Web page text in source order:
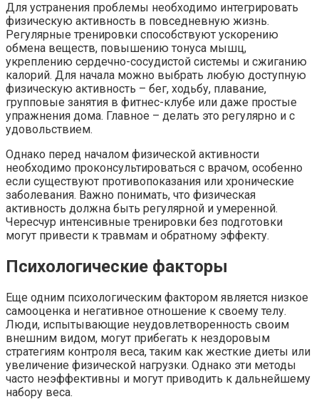
Для устранения проблемы необходимо интегрировать
физическую активность в повседневную жизнь.
Регулярные тренировки способствуют ускорению
обмена веществ, повышению тонуса мышц,
укреплению сердечно-сосудистой системы и сжиганию
калорий. Для начала можно выбрать любую доступную
физическую активность – бег, ходьбу, плавание,
групповые занятия в фитнес-клубе или даже простые
упражнения дома. Главное – делать это регулярно и с
удовольствием.
Однако перед началом физической активности
необходимо проконсультироваться с врачом, особенно
если существуют противопоказания или хронические
заболевания. Важно понимать, что физическая
активность должна быть регулярной и умеренной.
Чересчур интенсивные тренировки без подготовки
могут привести к травмам и обратному эффекту.
Психологические факторы
Еще одним психологическим фактором является низкое
самооценка и негативное отношение к своему телу.
Люди, испытывающие неудовлетворенность своим
внешним видом, могут прибегать к нездоровым
стратегиям контроля веса, таким как жесткие диеты или
увеличение физической нагрузки. Однако эти методы
часто неэффективны и могут приводить к дальнейшему
набору веса.